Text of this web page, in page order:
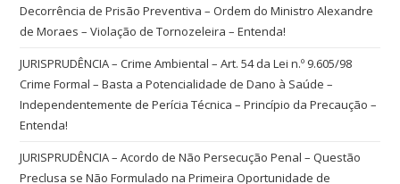
Decorrência de Prisão Preventiva – Ordem do Ministro Alexandre
de Moraes – Violação de Tornozeleira – Entenda!
JURISPRUDÊNCIA – Crime Ambiental – Art. 54 da Lei n.º 9.605/98
Crime Formal – Basta a Potencialidade de Dano à Saúde –
Independentemente de Perícia Técnica – Princípio da Precaução –
Entenda!
JURISPRUDÊNCIA – Acordo de Não Persecução Penal – Questão
Preclusa se Não Formulado na Primeira Oportunidade de